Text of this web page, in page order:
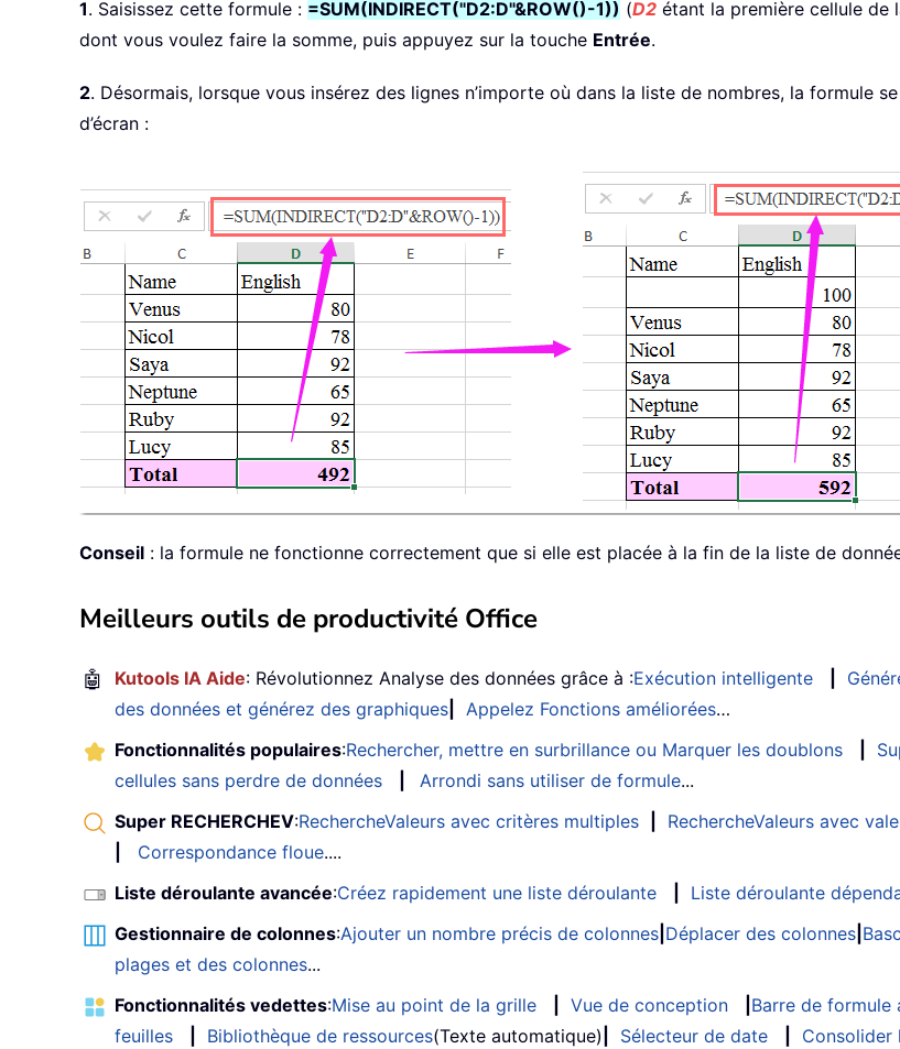
1. Saisissez cette formule : =SUM(INDIRECT("D2:D"&ROW()-1)) (D2 étant la première cellule de
dont vous voulez faire la somme, puis appuyez sur la touche Entrée.
2. Désormais, lorsque vous insérez des lignes n’importe où dans la liste de nombres, la formule
d’écran :
Conseil : la formule ne fonctionne correctement que si elle est placée à la fin de la liste de
Meilleurs outils de productivité Office
🤖 Kutools IA Aide: Révolutionnez Analyse des données grâce à :Exécution intelligente
des données et générez des graphiques
Appelez Fonctions améliorées…
Fonctionnalités populaires:Rechercher, mettre en surbrillance ou Marquer les doublons
cellules sans perdre de données
Arrondi sans utiliser de formule...
Super RECHERCHEV:RechercheValeurs avec critères multiples RechercheValeurs avec
Correspondance floue....
Liste déroulante avancée:Créez rapidement une liste déroulante Liste déroulante
Gestionnaire de colonnes:Ajouter un nombre précis de colonnes Déplacer des colonnes
plages et des colonnes...
Fonctionnalités vedettes:Mise au point de la grille Vue de conception Barre de formule
feuilles
Bibliothèque de ressources(Texte automatique) Sélecteur de date Consolider